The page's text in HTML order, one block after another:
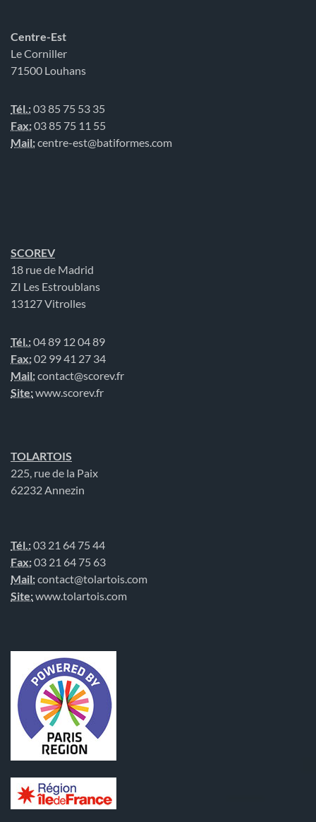
Centre-Est
Le Corniller
71500 Louhans
Tél.:03 85 75 53 35
Fax:03 85 75 11 55
Mail:centre-est@batiformes.com
SCOREV
18 rue de Madrid
ZI Les Estroublans
13127 Vitrolles
Tél.:04 89 12 04 89
Fax:02 99 41 27 34
Mail:contact@scorev.fr
Site:www.scorev.fr
TOLARTOIS
225, rue de la Paix
62232 Annezin
Tél.:03 21 64 75 44
Fax:03 21 64 75 63
Mail:contact@tolartois.com
Site:www.tolartois.com